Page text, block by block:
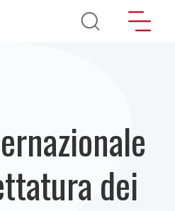
Salta al contenuto principale
dei